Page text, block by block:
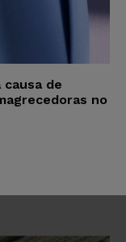
de
no